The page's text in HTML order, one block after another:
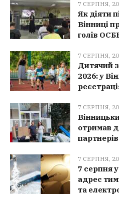
7 СЕРПНЯ,
Як діяти
Вінниці
голів
7 СЕРПНЯ,
Дитячий
2026: у
7 СЕРПНЯ,
отримав
партнерів
7 СЕРПНЯ,
7 серпня
адрес
та